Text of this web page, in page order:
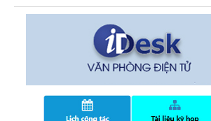
14/10/2024
Quyết định công bố nhóm thủ tục
chính liên thông điện tử, khai sinh,
bảo hiểm y tế trẻ em dưới 6 tuổi,
25/06/2024